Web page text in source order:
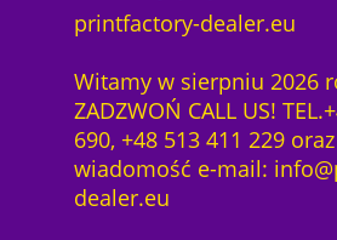
printfactory-dealer.eu
Witamy w sierpniu 2026
ZADZWOŃ CALL US!
690, +48 513 411 229
wiadomość e-mail:
dealer.eu